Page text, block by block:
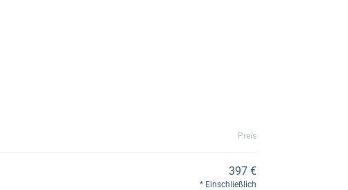
Preis
397 €
Einschließlich